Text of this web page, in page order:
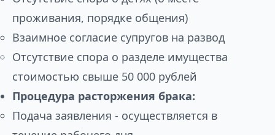
проживания, порядке общения)
Взаимное согласие супругов на развод
Отсутствие спора о разделе имущества
стоимостью свыше 50 000 рублей
Процедура расторжения брака:
Подача заявления - осуществляется в